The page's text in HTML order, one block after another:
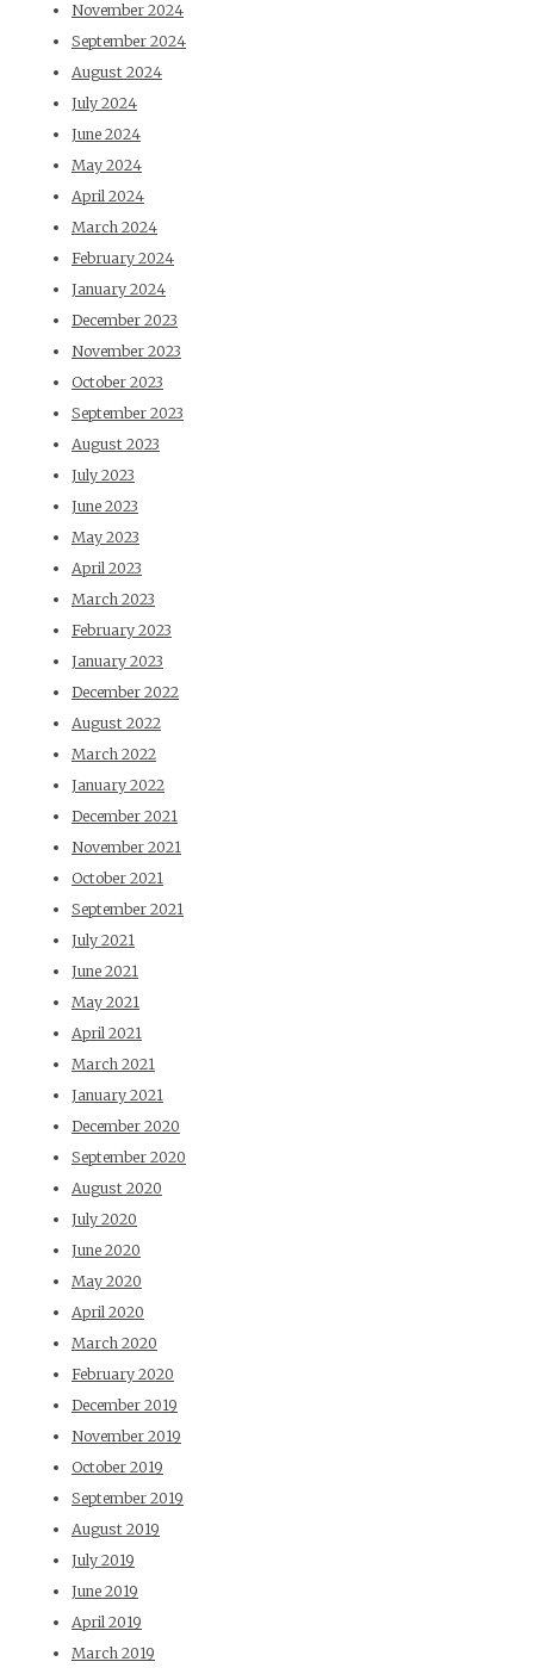
November 2024
September 2024
August 2024
July 2024
June 2024
May 2024
April 2024
March 2024
February 2024
January 2024
December 2023
November 2023
October 2023
September 2023
August 2023
July 2023
June 2023
May 2023
April 2023
March 2023
February 2023
January 2023
December 2022
August 2022
March 2022
January 2022
December 2021
November 2021
October 2021
September 2021
July 2021
June 2021
May 2021
April 2021
March 2021
January 2021
December 2020
September 2020
August 2020
July 2020
June 2020
May 2020
April 2020
March 2020
February 2020
December 2019
November 2019
October 2019
September 2019
August 2019
July 2019
June 2019
April 2019
March 2019